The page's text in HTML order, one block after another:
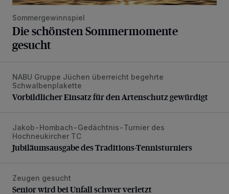
Sommergewinnspiel
Die schönsten Sommermomente
gesucht
Vorbildlicher Einsatz für den Artenschutz gewürdigt
NABU Gruppe Jüchen überreicht begehrte
Schwalbenplakette
Vorbildlicher Einsatz für den Artenschutz gewürdigt
Jubiläumsausgabe des Traditions-Tennisturniers
Jakob-Hombach-Gedächtnis-Turnier des
Hochneukircher TC
Jubiläumsausgabe des Traditions-Tennisturniers
Senior wird bei Unfall schwer verletzt
Zeugen gesucht
Senior wird bei Unfall schwer verletzt